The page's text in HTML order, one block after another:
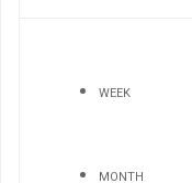
WEEK
MONTH